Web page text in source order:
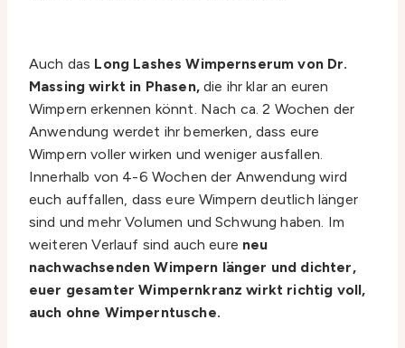
Auch das Long Lashes Wimpernserum von Dr.
Massing wirkt in Phasen,die ihr klar an euren
Wimpern erkennen könnt. Nach ca. 2 Wochen der
Anwendung werdet ihr bemerken, dass eure
Wimpern voller wirken und weniger ausfallen.
Innerhalb von 4-6 Wochen der Anwendung wird
euch auffallen, dass eure Wimpern deutlich länger
sind und mehr Volumen und Schwung haben. Im
weiteren Verlauf sind auch eure neu
nachwachsenden Wimpern länger und dichter,
euer gesamter Wimpernkranz wirkt richtig voll,
auch ohne Wimperntusche.